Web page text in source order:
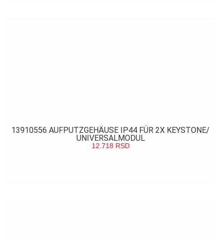
13910556 AUFPUTZGEHÄUSE IP44 FÜR 2X KEYSTONE/
UNIVERSALMODUL
12.718 RSD